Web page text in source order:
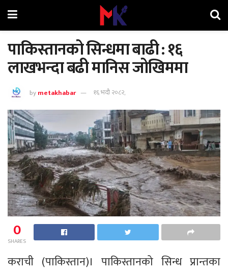
पाकिस्तानको सिन्धमा बाढी : १६
लाखभन्दा बढी मानिस जोखिममा
bymetakhabar १६ भदौ २०८२,
0
SHARES
कराची (पाकिस्तान)। पाकिस्तानको सिन्ध प्रान्तका